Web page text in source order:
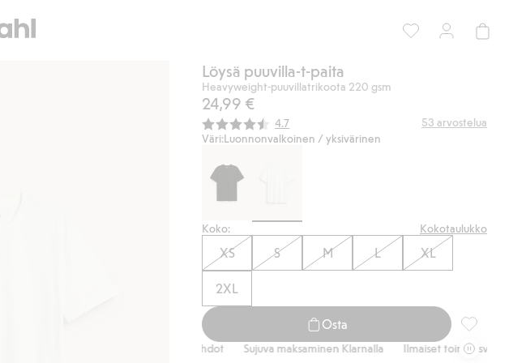
Löysä puuvilla-t-paita
Heavyweight-puuvillatrikoota 220 gsm
24,99 €
Keskimääräinen luokitus:
4.7 53 arvostelua
Väri:Luonnonvalkoinen / yksivärinen
Koko: Kokotaulukko
XS S M L XL
2XL
Osta
Löysä
Sujuva maksaminen Klarnalla Ilmaiset toimitusvaihtoehdot